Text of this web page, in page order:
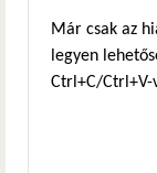
Már csak az
legyen
Ctrl+C/